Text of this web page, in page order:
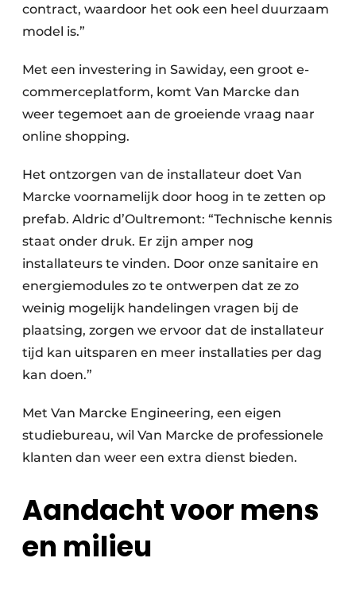
contract, waardoor het ook een heel duurzaam
model is.”
Met een investering in Sawiday, een groot e-
commerceplatform, komt Van Marcke dan
weer tegemoet aan de groeiende vraag naar
online shopping.
Het ontzorgen van de installateur doet Van
Marcke voornamelijk door hoog in te zetten op
prefab. Aldric d’Oultremont: “Technische kennis
staat onder druk. Er zijn amper nog
installateurs te vinden. Door onze sanitaire en
energiemodules zo te ontwerpen dat ze zo
weinig mogelijk handelingen vragen bij de
plaatsing, zorgen we ervoor dat de installateur
tijd kan uitsparen en meer installaties per dag
kan doen.”
Met Van Marcke Engineering, een eigen
studiebureau, wil Van Marcke de professionele
klanten dan weer een extra dienst bieden.
Aandacht voor mens
en milieu